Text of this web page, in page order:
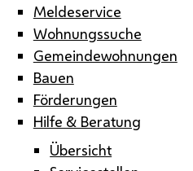
Meldeservice
Wohnungssuche
Gemeindewohnungen
Bauen
Förderungen
Hilfe & Beratung
Übersicht